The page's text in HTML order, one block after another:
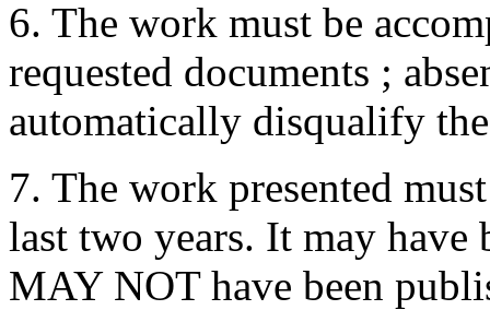
6. The work must be
requested documents ;
automatically disqualify
7. The work presented
last two years. It may have
MAY NOT have been